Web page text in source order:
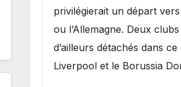
privilégierait un départ vers
ou l’Allemagne. Deux
d’ailleurs détachés dans ce
Liverpool et le Borussia